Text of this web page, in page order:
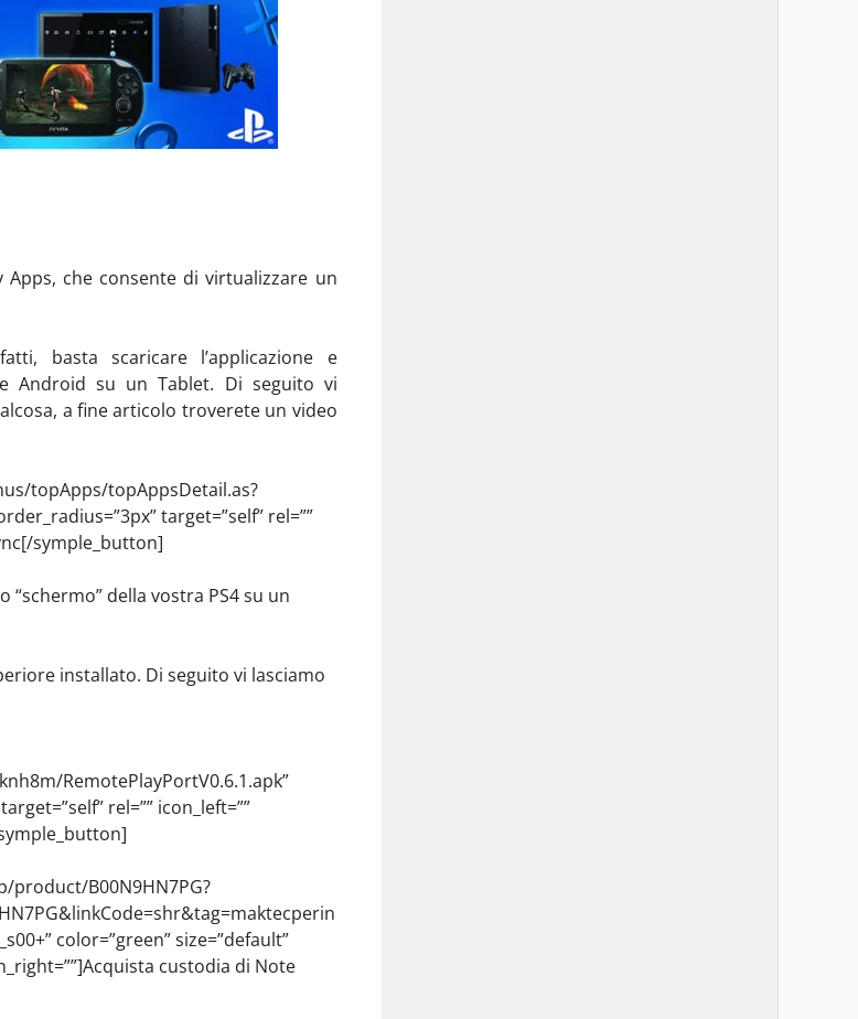
Apps, che consente di virtualizzare un
basta scaricare l’applicazione e
Android su un Tablet. Di seguito vi
a fine articolo troverete un video
topApps/topAppsDetail.as?
target=”self” rel=””
symple_button]
della vostra PS4 su un
installato. Di seguito vi lasciamo
RemotePlayPortV0.6.1.apk”
rel=”” icon_left=””
product/B00N9HN7PG?
color=”green” size=”default”
custodia di Note